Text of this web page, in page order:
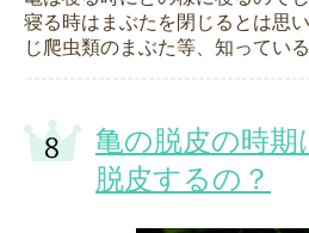
寝る時はまぶたを閉じるとは思
じ爬虫類のまぶた等、知ってい
亀の脱皮の時期
脱皮するの？